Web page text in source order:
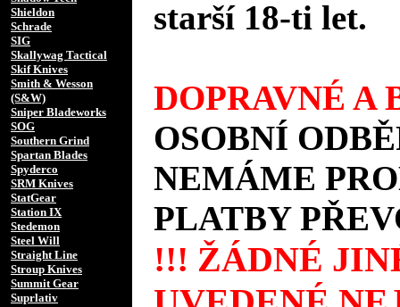
Shieldon
Schrade
SIG
Skallywag Tactical
Skif Knives
Smith & Wesson
(S&W)
Sniper Bladeworks
SOG
Southern Grind
Spartan Blades
Spyderco
SRM Knives
StatGear
Station IX
Stedemon
Steel Will
Straight Line
Stroup Knives
Summit Gear
Suprlativ
starší 18-ti let.
DOPRAVNÉ A
OSOBNÍ
NEMÁME
PLATBY
!!! ŽÁDNÉ